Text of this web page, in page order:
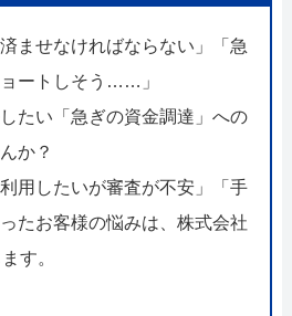
ませなければならない」「急
ートしそう……」
たい「急ぎの資金調達」への
か？
用したいが審査が不安」「手
たお客様の悩みは、株式会社
す。